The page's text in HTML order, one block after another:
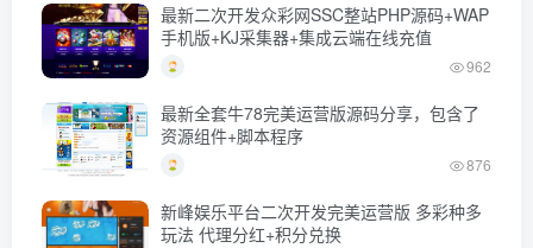
最新二次开发众彩网SSC整站PHP源码+WAP
手机版+KJ采集器+集成云端在线充值
962
最新全套牛78完美运营版源码分享，包含了
资源组件+脚本程序
876
新峰娱乐平台二次开发完美运营版 多彩种多
玩法 代理分红+积分兑换